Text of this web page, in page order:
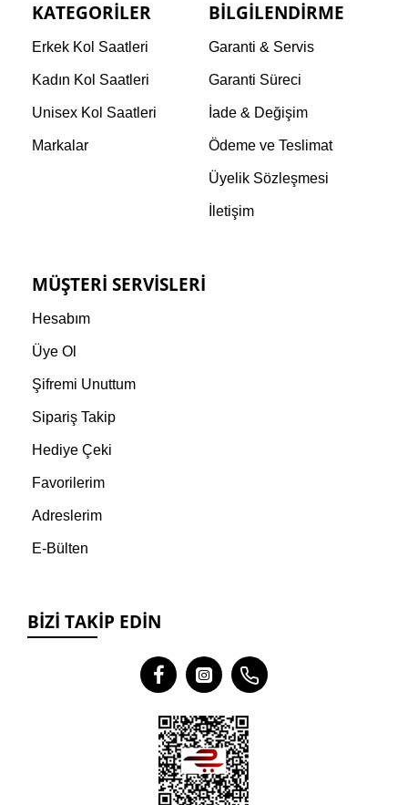
KATEGORILER
Erkek Kol Saatleri
Kadın Kol Saatleri
Unisex Kol Saatleri
Markalar
BILGILENDIRME
Garanti & Servis
Garanti Süreci
İade & Değişim
Ödeme ve Teslimat
Üyelik Sözleşmesi
İletişim
MÜŞTERI SERVISLERI
Hesabım
Üye Ol
Şifremi Unuttum
Sipariş Takip
Hediye Çeki
Favorilerim
Adreslerim
E-Bülten
BIZI TAKIP EDIN